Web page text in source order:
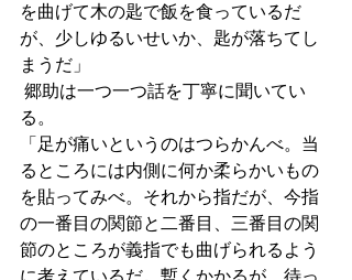
を曲げて木の匙で飯を食っているだ
が、少しゆるいせいか、匙が落ちてし
まうだ」
る。
「足が痛いというのはつらかんべ。当
るところには内側に何か柔らかいもの
を貼ってみべ。それから指だが、今指
の一番目の関節と二番目、三番目の関
節のところが義指でも曲げられるよう
に考えているだ。暫くかかるが、待っ